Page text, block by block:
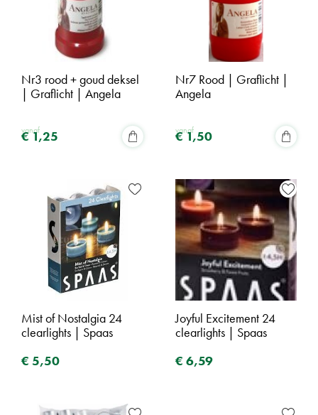
Nr3 rood + goud deksel
| Graflicht | Angela
vanaf
€1,25
Nr7 Rood | Graflicht |
Angela
vanaf
€1,50
Mist of Nostalgia 24
clearlights | Spaas
€ 5,50
Joyful Excitement 24
clearlights | Spaas
€ 6,59